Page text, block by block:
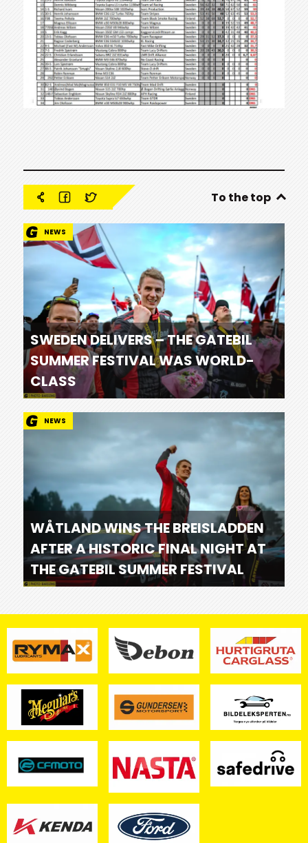
To the top
NEWS
SWEDEN DELIVERS – THE GATEBIL
SUMMER FESTIVAL WAS WORLD-
CLASS
NEWS
WÅTLAND WINS THE BREISLADDEN
AFTER A HISTORIC FINAL NIGHT AT
THE GATEBIL SUMMER FESTIVAL